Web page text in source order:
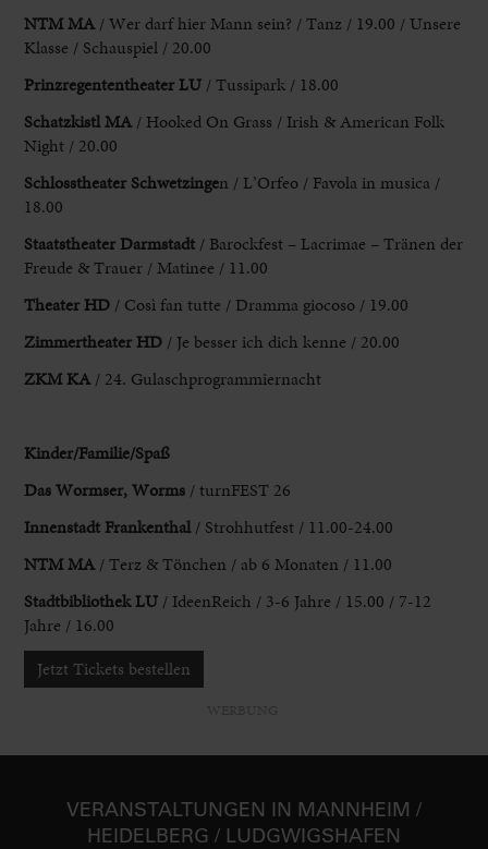
NTM MA / Wer darf hierMann sein? / Tanz / 19.00 / Unsere
Klasse / Schauspiel / 20.00
Prinzregententheater LU /Tussipark / 18.00
Schatzkistl MA / Hooked On Grass / Irish & American Folk
Night / 20.00
Schlosstheater Schwetzingen / L’Orfeo / Favola in musica /
18.00
Staatstheater Darmstadt / Barockfest – Lacrimae – Tränen der
Freude & Trauer / Matinee / 11.00
Theater HD / Così fan tutte / Dramma giocoso / 19.00
Zimmertheater HD / Je besser ich dich kenne / 20.00
ZKM KA / 24. Gulaschprogrammiernacht
Kinder/Familie/Spaß
Das Wormser, Worms / turnFEST 26
Innenstadt Frankenthal/ Strohhutfest / 11.00-24.00
NTM MA / Terz & Tönchen / ab 6Monaten / 11.00
Stadtbibliothek LU / IdeenReich / 3-6 Jahre / 15.00 / 7-12
Jahre / 16.00
Jetzt Tickets bestellen
VER­ANSTAL­TUNGEN IN MANNHEIM /
HEIDELBERG / LUDGWIGS­HAFEN